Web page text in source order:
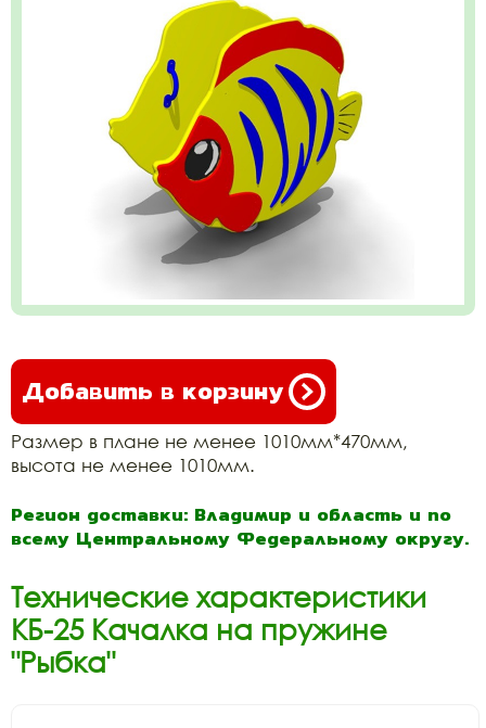
Добавить в корзину
Размер в плане не менее 1010мм*470мм,
высота не менее 1010мм.
Регион доставки: Владимир и область и по
всему Центральному Федеральному округу.
Технические характеристики
КБ-25 Качалка на пружине
"Рыбка"